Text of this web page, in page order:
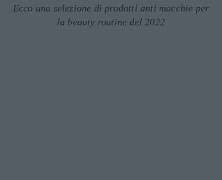
Ecco una selezione di prodotti anti macchie per
la beauty routine del 2022